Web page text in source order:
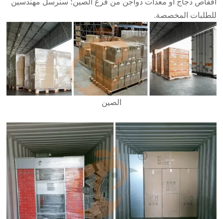
أقفاص دجاج أو معدات دواجن من فرع الصين؛ سنرسل مهندسين
للطلبات المخصصة.
الصين